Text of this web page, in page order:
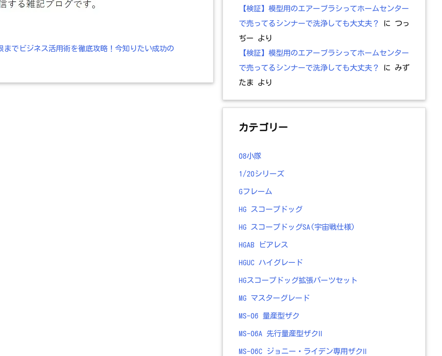
までビジネス活用術を徹底攻略！今知りたい成功の
【検証】模型用のエアーブラシってホームセンター
で売ってるシンナーで洗浄しても大丈夫？
に つっ
ぢー より
【検証】模型用のエアーブラシってホームセンター
で売ってるシンナーで洗浄しても大丈夫？
に みず
たま より
カテゴリー
08小隊
1/20シリーズ
Gフレーム
HG スコープドッグ
HG スコープドッグSA(宇宙戦仕様)
HGAB ビアレス
HGUC ハイグレード
HGスコープドッグ拡張パーツセット
MG マスターグレード
MS-06 量産型ザク
MS-06A 先行量産型ザクⅡ
MS-06C ジョニー・ライデン専用ザクⅡ